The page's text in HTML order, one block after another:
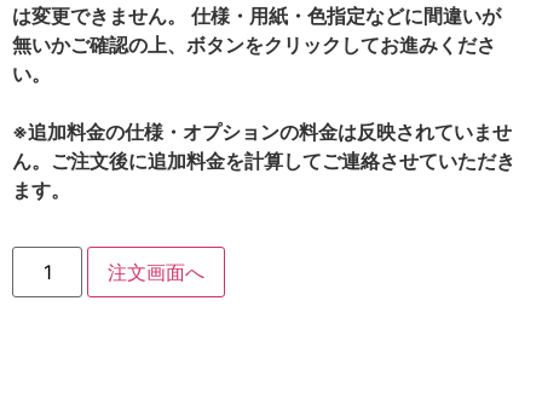
は変更できません。 仕様・用紙・色指定などに間違いが
無いかご確認の上、ボタンをクリックしてお進みくださ
い。
※追加料金の仕様・オプションの料金は反映されていませ
ん。ご注文後に追加料金を計算してご連絡させていただき
ます。
注文画面へ